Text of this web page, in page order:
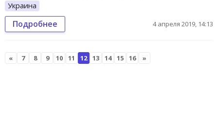
Украина
Подробнее 4 апреля 2019, 14:13
« 7 8 9 10 11 12 13 14 15 16 »